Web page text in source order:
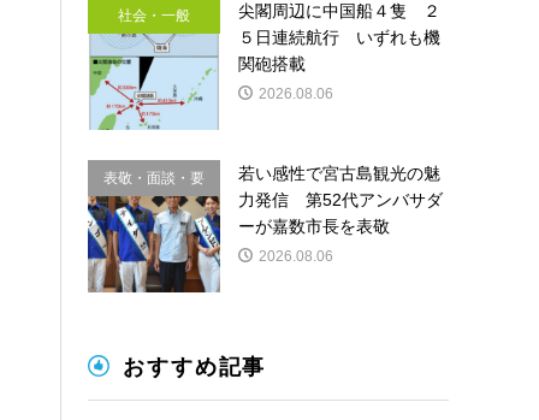
社会・一般
尖閣周辺に中国船４隻 ２
５日連続航行 いずれも機
関砲搭載
2026.08.06
表敬・面談・要
請
若い感性で宮古島観光の魅
力発信 第52代アンバサダ
ーが嘉数市長を表敬
2026.08.06
おすすめ記事